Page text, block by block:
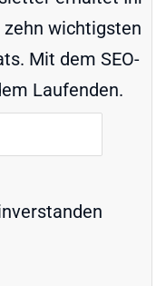
wichtigsten
Mit dem SEO-
Laufenden.